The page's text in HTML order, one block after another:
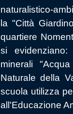
naturalistico-
la "Città
quartiere
si
minerali
Naturale della
scuola utilizza
all'Educazione